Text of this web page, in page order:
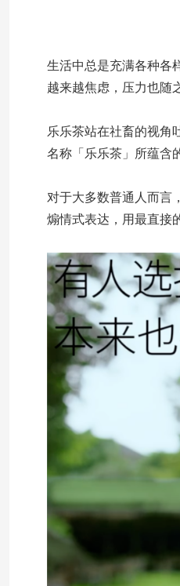
生活中总是充满各种各
越来越焦虑，压力也随
乐乐茶站在社畜的视角
名称「乐乐茶」所蕴含
对于大多数普通人而言
煽情式表达，用最直接